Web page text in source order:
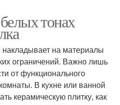
тонах
на материалы
ограничений. Важно лишь
от функционального
В кухне или ванной
керамическую плитку, как